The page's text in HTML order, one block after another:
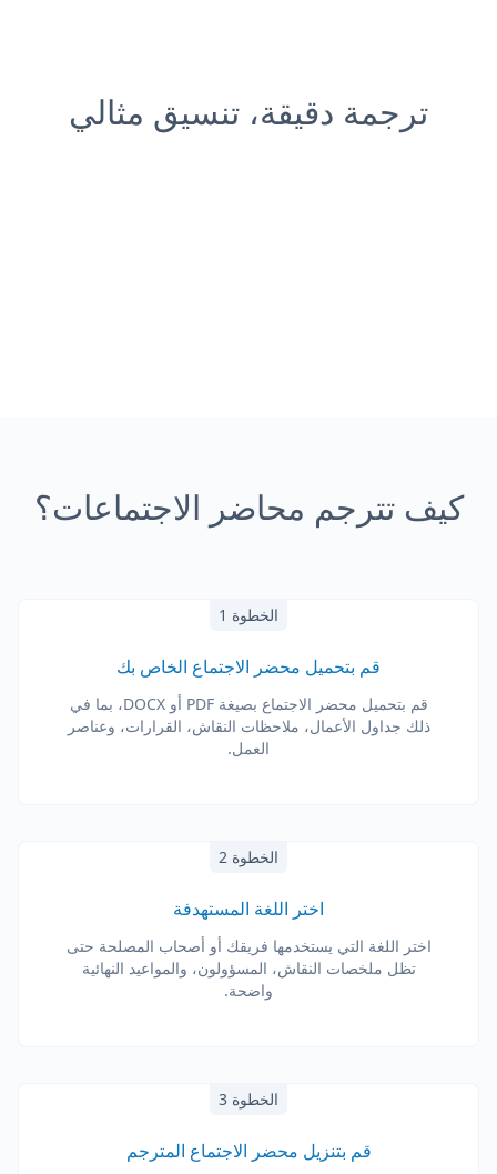
ترجمة دقيقة، تنسيق مثالي
كيف تترجم محاضر الاجتماعات؟
الخطوة 1
قم بتحميل محضر الاجتماع الخاص بك
قم بتحميل محضر الاجتماع بصيغة PDF أو DOCX، بما في
ذلك جداول الأعمال، ملاحظات النقاش، القرارات، وعناصر
العمل.
الخطوة 2
اختر اللغة المستهدفة
اختر اللغة التي يستخدمها فريقك أو أصحاب المصلحة حتى
تظل ملخصات النقاش، المسؤولون، والمواعيد النهائية
واضحة.
الخطوة 3
قم بتنزيل محضر الاجتماع المترجم